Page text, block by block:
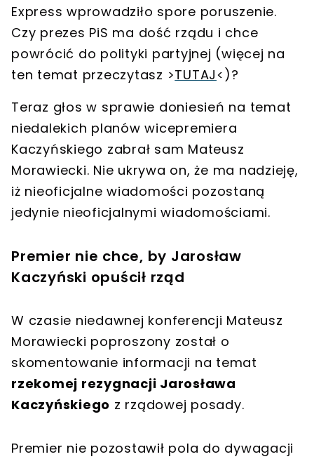
Express wprowadziło spore poruszenie.
Czy prezes PiS ma dość rządu i chce
powrócić do polityki partyjnej (więcej na
ten temat przeczytasz >TUTAJ<)?
Teraz głos w sprawie doniesień na temat
niedalekich planów wicepremiera
Kaczyńskiego zabrał sam Mateusz
Morawiecki. Nie ukrywa on, że ma nadzieję,
iż nieoficjalne wiadomości pozostaną
jedynie nieoficjalnymi wiadomościami.
Premier nie chce, by Jarosław
Kaczyński opuścił rząd
W czasie niedawnej konferencji Mateusz
Morawiecki poproszony został o
skomentowanie informacji na temat
rzekomej rezygnacji Jarosława
Kaczyńskiego z rządowej posady.
Premier nie pozostawił pola do dywagacji